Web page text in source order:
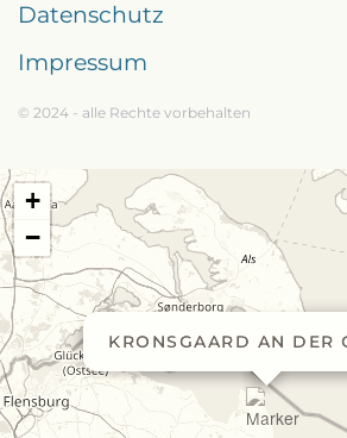
Datenschutz
Impressum
© 2024 - alle Rechte vorbehalten
KRONSGAARD AN DER
+
−